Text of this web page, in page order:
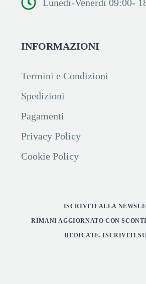
Lunedì-Venerdì 09:00-
INFORMAZIONI
Termini e Condizioni
Spedizioni
Pagamenti
Privacy Policy
Cookie Policy
ISCRIVITI ALLA
RIMANI AGGIORNATO CON
DEDICATE. ISCRIVITI